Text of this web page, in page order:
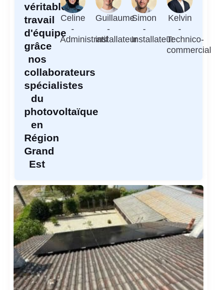
véritable
travail
d'équipe
grâce
nos
collaborateurs
spécialistes
du
photovoltaïque
en
Région
Grand
Est
Celine
-
Administratif
Guillaume
-
installateur
Simon
-
Installateur
Kelvin
-
Technico-
commercial